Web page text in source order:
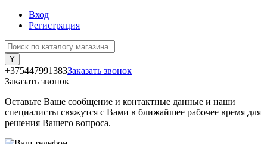
Вход
Регистрация
+375447991383Заказать звонок
Заказать звонок
Оставьте Ваше сообщение и контактные данные и наши
специалисты свяжутся с Вами в ближайшее рабочее время для
решения Вашего вопроса.